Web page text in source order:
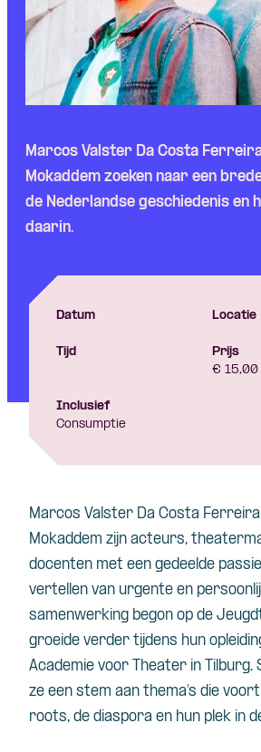
Marcos Valster Da Costa
Mokaddem zoeken naar een
de Nederlandse geschiedenis en
daarin.
Datum Locatie
Tijd
Prijs
€ 15,00
Inclusief
Consumptie
Marcos Valster Da Costa Ferreira
Mokaddem zijn acteurs,
docenten met een gedeelde
vertellen van urgente en
samenwerking begon op de
groeide verder tijdens hun
Academie voor Theater in Tilburg.
ze een stem aan thema’s die
roots, de diaspora en hun plek in